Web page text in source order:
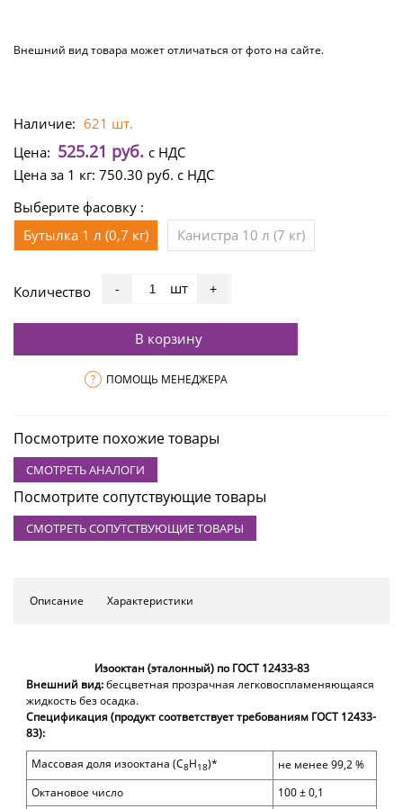
Внешний вид товара может отличаться от фото на сайте.
Наличие: 621 шт.
Цена: 525.21 руб. с НДС
Цена за 1 кг: 750.30 руб. с НДС
Выберите фасовку :
Бутылка 1 л (0,7 кг)
Канистра 10 л (7 кг)
Количество - шт +
В корзину
? ПОМОЩЬ МЕНЕДЖЕРА
Посмотрите похожие товары
СМОТРЕТЬ АНАЛОГИ
Посмотрите сопутствующие товары
СМОТРЕТЬ СОПУТСТВУЮЩИЕ ТОВАРЫ
Описание Характеристики
Изооктан (эталонный) по ГОСТ 12433-83
Внешний вид:бесцветная прозрачная легковоспламеняющаяся
жидкость без осадка.
Спецификация (продукт соответствует требованиям ГОСТ 12433-
83):
Массовая доля изооктана (C8H18)*
не менее 99,2 %
Октановое число
100 ± 0,1